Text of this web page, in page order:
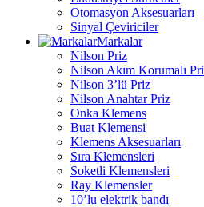
Otomasyon Aksesuarları
Sinyal Çeviriciler
Markalar
Nilson Priz
Nilson Akım Korumalı
Nilson 3’lü Priz
Nilson Anahtar Priz
Onka Klemens
Buat Klemensi
Klemens Aksesuarları
Sıra Klemensleri
Soketli Klemensleri
Ray Klemensler
10’lu elektrik bandı